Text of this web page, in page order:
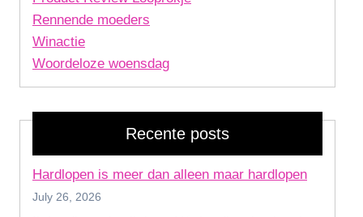
Rennende moeders
Winactie
Woordeloze woensdag
Recente posts
Hardlopen is meer dan alleen maar hardlopen
July 26, 2026